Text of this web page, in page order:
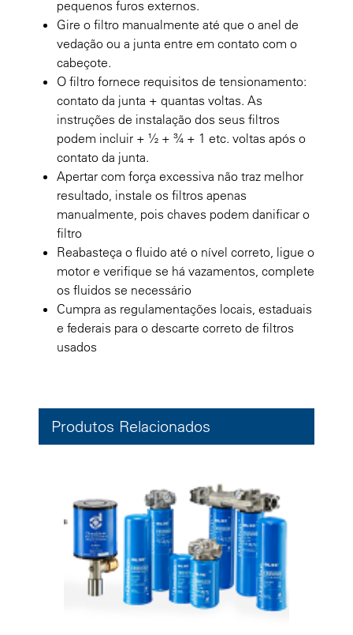
pequenos furos externos.
Gire o filtro manualmente até que o anel de
vedação ou a junta entre em contato com o
cabeçote.
O filtro fornece requisitos de tensionamento:
contato da junta + quantas voltas. As
instruções de instalação dos seus filtros
podem incluir + ½ + ¾ + 1 etc. voltas após o
contato da junta.
Apertar com força excessiva não traz melhor
resultado, instale os filtros apenas
manualmente, pois chaves podem danificar o
filtro
Reabasteça o fluido até o nível correto, ligue o
motor e verifique se há vazamentos, complete
os fluidos se necessário
Cumpra as regulamentações locais, estaduais
e federais para o descarte correto de filtros
usados
Produtos Relacionados